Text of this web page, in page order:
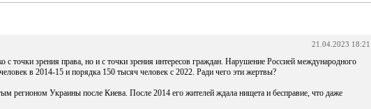
21.04.2023 18:21
с точки зрения права, но и с точки зрения интересов граждан. Нарушение Россией международного
в 2014-15 и порядка 150 тысяч человек с 2022. Ради чего эти жертвы?
регионом Украины после Киева. После 2014 его жителей ждала нищета и бесправие, что даже